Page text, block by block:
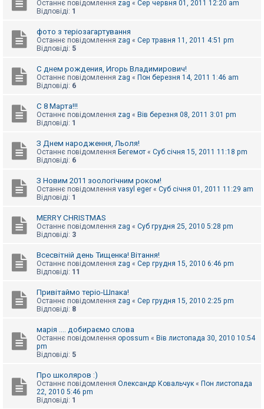
Останнє повідомлення zag « Сер червня 01, 2011 12:20 am
Відповіді: 1
фото з теріозагартування
Останнє повідомлення zag « Сер травня 11, 2011 4:51 pm
Відповіді: 5
С днем рождения, Игорь Владимирович!
Останнє повідомлення zag « Пон березня 14, 2011 1:46 am
Відповіді: 6
С 8 Марта!!!
Останнє повідомлення zag « Вів березня 08, 2011 3:01 pm
Відповіді: 1
З Днем народження, Льоля!
Останнє повідомлення Бегемот « Суб січня 15, 2011 11:18 pm
Відповіді: 6
З Новим 2011 зоологічним роком!
Останнє повідомлення vasyl eger « Суб січня 01, 2011 11:29 am
Відповіді: 1
MERRY CHRISTMAS
Останнє повідомлення zag « Суб грудня 25, 2010 5:28 pm
Відповіді: 3
Всесвітній день Тищенка! Вітання!
Останнє повідомлення zag « Сер грудня 15, 2010 6:46 pm
Відповіді: 11
Привітаймо теріо-Шпака!
Останнє повідомлення zag « Сер грудня 15, 2010 2:25 pm
Відповіді: 8
марія .... добираємо слова
Останнє повідомлення opossum « Вів листопада 30, 2010 10:54
pm
Відповіді: 5
Про школяров :)
Останнє повідомлення Олександр Ковальчук « Пон листопада
22, 2010 5:46 pm
Відповіді: 1